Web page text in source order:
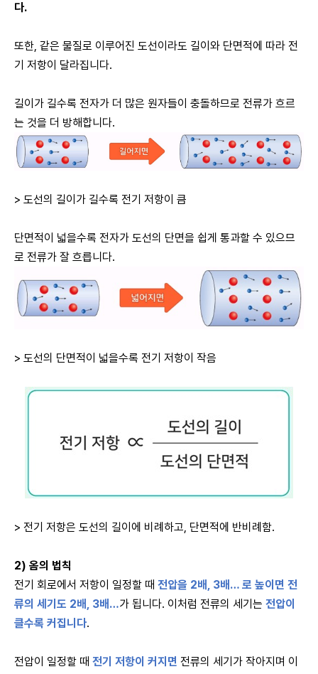
다.
또한, 같은 물질로 이루어진 도선이라도 길이와 단면적에 따라 전
기 저항이 달라집니다.
길이가 길수록 전자가 더 많은 원자들이 충돌하므로 전류가 흐르
는 것을 더 방해합니다.
> 도선의 길이가 길수록 전기 저항이 큼
단면적이 넓을수록 전자가 도선의 단면을 쉽게 통과할 수 있으므
로 전류가 잘 흐릅니다.
> 도선의 단면적이 넓을수록 전기 저항이 작음
> 전기 저항은 도선의 길이에 비례하고, 단면적에 반비례함.
2) 옴의 법칙
전기 회로에서 저항이 일정할 때 전압을 2배, 3배… 로 높이면 전
류의 세기도 2배, 3배…가 됩니다. 이처럼 전류의 세기는 전압이
클수록 커집니다.
전압이 일정할 때 전기 저항이 커지면 전류의 세기가 작아지며 이